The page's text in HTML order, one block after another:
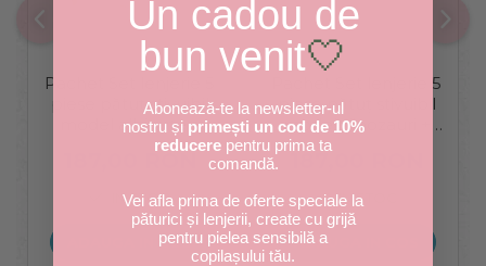
Pachet Set lenjerie 5
piese pătuț stivuibil
model albinuțe +
protecție
IN STOC
ADAUGA IN COS
Pachet Set lenjerie 5
piese pătuț stivuibil
model dinozauri +
protecție
IN STOC
ADAUGA IN COS
Un cadou de
bun venit🤍
Abonează-te la newsletter-ul
nostru și primești un cod de 10%
reducere pentru prima ta
comandă.
Vei afla prima de oferte speciale la
păturici și lenjerii, create cu grijă
pentru pielea sensibilă a
copilașului tău.